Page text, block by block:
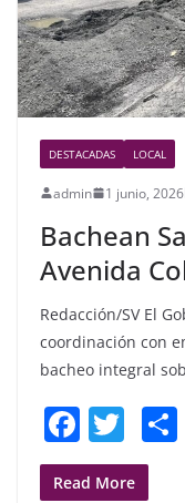
DESTACADAS LOCAL
admin 1 junio, 2026
Bachean
Avenida
Redacción/SV El
coordinación con
bacheo integral
F
a
T
w
Read More